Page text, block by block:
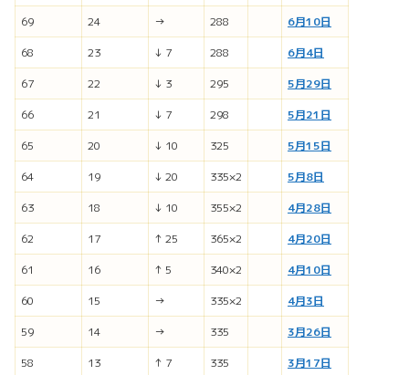
69
24 → 288
6月10日
68
23 ↓ 7 288
6月4日
67
22 ↓ 3 295
5月29日
66
21 ↓ 7 298
5月21日
65
20 ↓ 10 325
5月15日
64
19 ↓ 20 335×2
5月8日
63
18 ↓ 10 355×2
4月28日
62
17 ↑ 25 365×2
4月20日
61
16 ↑ 5 340×2
4月10日
60
15 → 335×2
4月3日
59
14 → 335
3月26日
58
13 ↑ 7 335
3月17日